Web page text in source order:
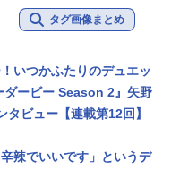
タグ画像まとめ
いつかふたりのデュエッ
ービー Season 2』矢野
ビュー【連載第12回】
辣でいいです」というデ